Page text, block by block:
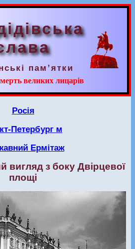
пам’ятки
великих лицарів
Росія
Петербург м
Ермітаж
вигляд з боку Двірцевої
площі